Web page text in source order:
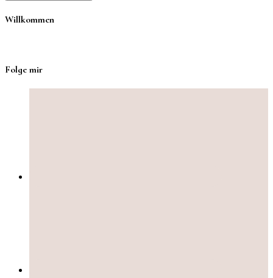
Willkommen
Folge mir